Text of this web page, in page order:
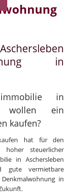
in
in
wollen ein
kaufen?
hat für den
steuerlicher
in Aschersleben
gute vermietbare
in